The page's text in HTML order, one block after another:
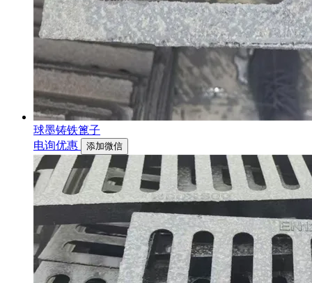
球墨铸铁篦子
电询优惠
添加微信